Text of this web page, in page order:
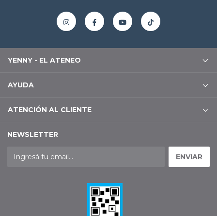
YENNY - EL ATENEO
AYUDA
ATENCIÓN AL CLIENTE
NEWSLETTER